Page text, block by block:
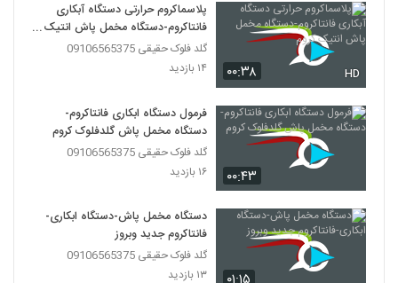
۰۰:۳۸ HD
پلاسماکروم حرارتی دستگاه آبکاری
فانتاکروم-دستگاه مخمل پاش انتیک
کروم
گلد فلوک حقیقی 09106565375
۱۴ بازدید
۰۰:۴۳
فرمول دستگاه ابکاری فانتاکروم-
دستگاه مخمل پاش گلدفلوک کروم
گلد فلوک حقیقی 09106565375
۱۶ بازدید
دستگاه مخمل پاش-دستگاه ابکاری-
فانتاکروم جدید وبروز
گلد فلوک حقیقی 09106565375
۱۳ بازدید